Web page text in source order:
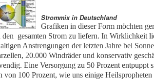
Strommix in Deutschland
Grafiken in dieser Form möchten
den gesamten Strom zu liefern. In Wirklichkeit
Anstrengungen der letzten Jahre bei
20.000 Windräder und konservativ
Eine Versorgung zu 50 Prozent entpuppt
von 100 Prozent, wie uns einige